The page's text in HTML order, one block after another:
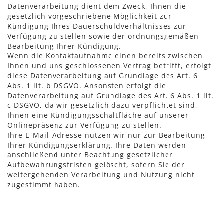
Datenverarbeitung dient dem Zweck, Ihnen die
gesetzlich vorgeschriebene Möglichkeit zur
Kündigung Ihres Dauerschuldverhältnisses zur
Verfügung zu stellen sowie der ordnungsgemäßen
Bearbeitung Ihrer Kündigung.
Wenn die Kontaktaufnahme einen bereits zwischen
Ihnen und uns geschlossenen Vertrag betrifft, erfolgt
diese Datenverarbeitung auf Grundlage des Art. 6
Abs. 1 lit. b DSGVO. Ansonsten erfolgt die
Datenverarbeitung auf Grundlage des Art. 6 Abs. 1 lit.
c DSGVO, da wir gesetzlich dazu verpflichtet sind,
Ihnen eine Kündigungsschaltfläche auf unserer
Onlinepräsenz zur Verfügung zu stellen.
Ihre E-Mail-Adresse nutzen wir nur zur Bearbeitung
Ihrer Kündigungserklärung. Ihre Daten werden
anschließend unter Beachtung gesetzlicher
Aufbewahrungsfristen gelöscht, sofern Sie der
weitergehenden Verarbeitung und Nutzung nicht
zugestimmt haben.